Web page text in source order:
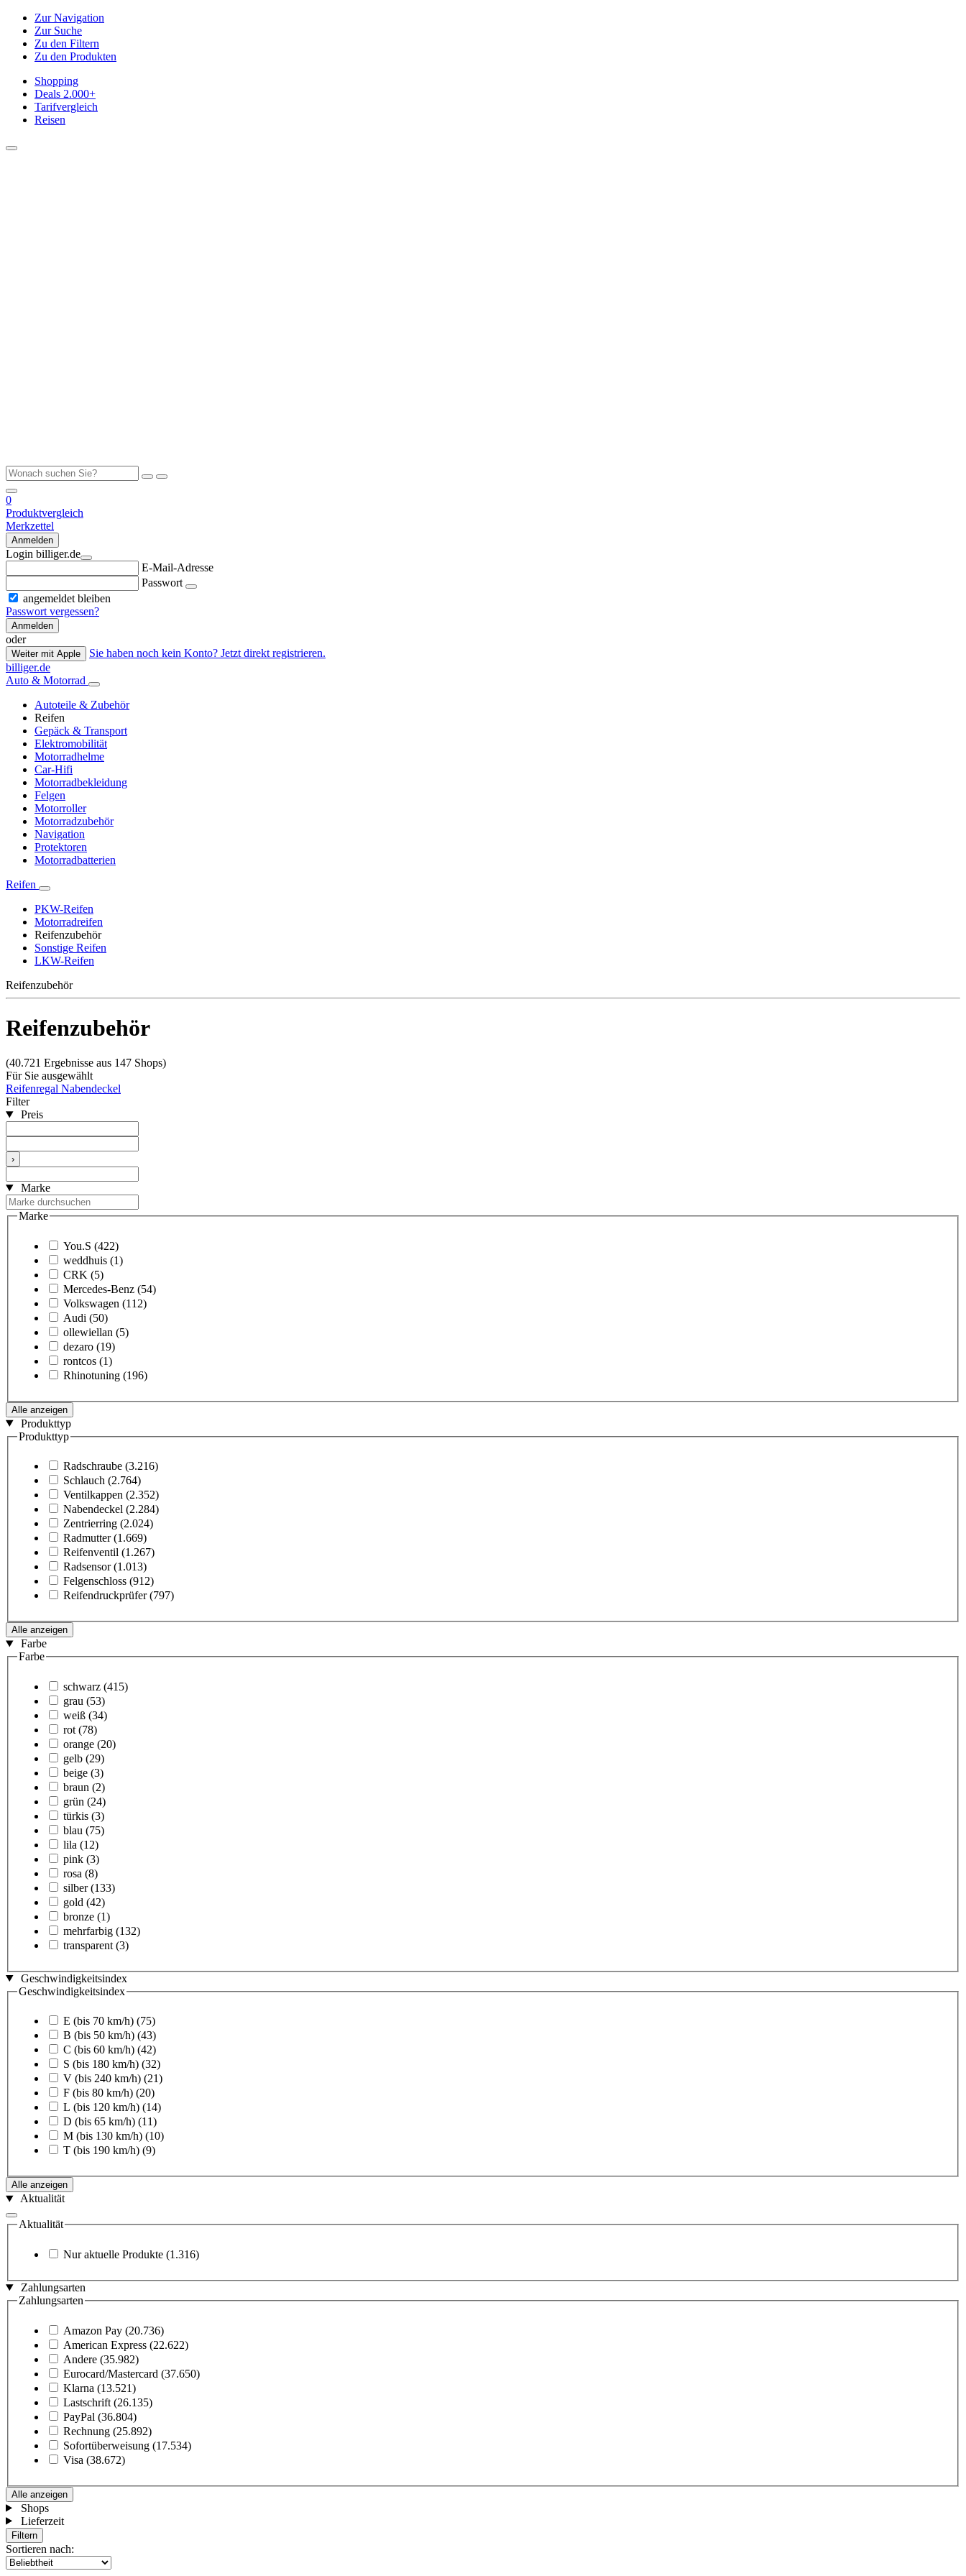
Zur Navigation
Zur Suche
Zu den Filtern
Zu den Produkten
Shopping
Deals 2.000+
Tarifvergleich
Reisen
0
Produktvergleich
Merkzettel
Anmelden
Login billiger.de
E-Mail-Adresse
Passwort
angemeldet bleiben
Passwort vergessen?
Anmelden
oder
Weiter mit Apple
Sie haben noch kein Konto? Jetzt direkt registrieren.
billiger.de
Auto & Motorrad
Autoteile & Zubehör
Reifen
Gepäck & Transport
Elektromobilität
Motorradhelme
Car-Hifi
Motorradbekleidung
Felgen
Motorroller
Motorradzubehör
Navigation
Protektoren
Motorradbatterien
Reifen
PKW-Reifen
Motorradreifen
Reifenzubehör
Sonstige Reifen
LKW-Reifen
Reifenzubehör
Reifenzubehör
(40.721 Ergebnisse aus 147 Shops)
Für Sie ausgewählt
Reifenregal Nabendeckel
Filter
Preis
›
Marke
Marke
You.S (422)
weddhuis (1)
CRK (5)
Mercedes-Benz (54)
Volkswagen (112)
Audi (50)
ollewiellan (5)
dezaro (19)
rontcos (1)
Rhinotuning (196)
Alle anzeigen
Produkttyp
Produkttyp
Radschraube (3.216)
Schlauch (2.764)
Ventilkappen (2.352)
Nabendeckel (2.284)
Zentrierring (2.024)
Radmutter (1.669)
Reifenventil (1.267)
Radsensor (1.013)
Felgenschloss (912)
Reifendruckprüfer (797)
Alle anzeigen
Farbe
Farbe
schwarz (415)
grau (53)
weiß (34)
rot (78)
orange (20)
gelb (29)
beige (3)
braun (2)
grün (24)
türkis (3)
blau (75)
lila (12)
pink (3)
rosa (8)
silber (133)
gold (42)
bronze (1)
mehrfarbig (132)
transparent (3)
Geschwindigkeitsindex
Geschwindigkeitsindex
E (bis 70 km/h) (75)
B (bis 50 km/h) (43)
C (bis 60 km/h) (42)
S (bis 180 km/h) (32)
V (bis 240 km/h) (21)
F (bis 80 km/h) (20)
L (bis 120 km/h) (14)
D (bis 65 km/h) (11)
M (bis 130 km/h) (10)
T (bis 190 km/h) (9)
Alle anzeigen
Aktualität
Aktualität
Nur aktuelle Produkte (1.316)
Zahlungsarten
Zahlungsarten
Amazon Pay (20.736)
American Express (22.622)
Andere (35.982)
Eurocard/Mastercard (37.650)
Klarna (13.521)
Lastschrift (26.135)
PayPal (36.804)
Rechnung (25.892)
Sofortüberweisung (17.534)
Visa (38.672)
Alle anzeigen
Shops
Lieferzeit
Filtern
Sortieren nach: